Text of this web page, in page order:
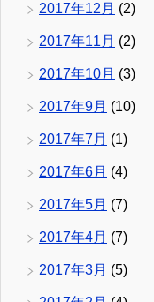
2017年12月 (2)
2017年11月 (2)
2017年10月 (3)
2017年9月 (10)
2017年7月 (1)
2017年6月 (4)
2017年5月 (7)
2017年4月 (7)
2017年3月 (5)